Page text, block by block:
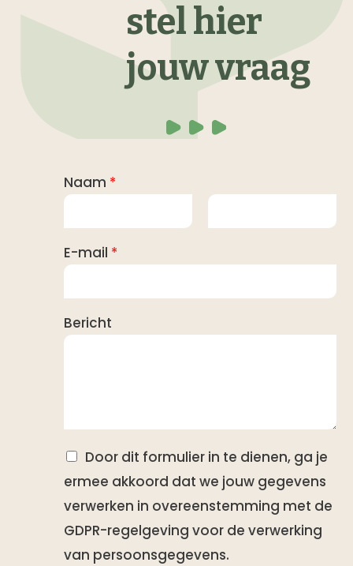
stel hier
jouw vraag
Naam *
o
o
a
a
n
E-mail *
Bericht
Door dit formulier in te dienen, ga je
ermee akkoord dat we jouw gegevens
verwerken in overeenstemming met de
GDPR-regelgeving voor de verwerking
van persoonsgegevens.